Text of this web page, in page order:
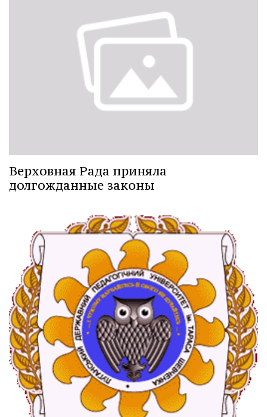
Верховная Рада приняла
долгожданные законы